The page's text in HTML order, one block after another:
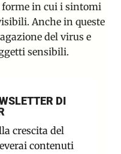
forme in cui i sintomi
Anche in queste
del virus e
sensibili.
DI
crescita del
contenuti